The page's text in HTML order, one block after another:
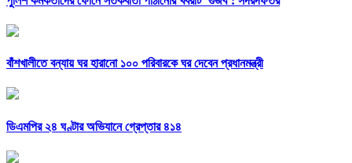
বাঁশখালীতে বন্যায় ঘর হারানো ১০০ পরিবারকে ঘর দেবেন প্রধানমন্ত্রী
ডিএমপির ২৪ ঘণ্টার অভিযানে গ্রেপ্তার ৪১৪